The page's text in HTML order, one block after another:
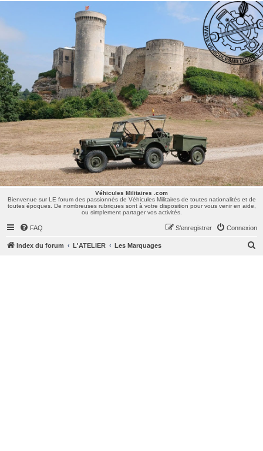
Véhicules Militaires .com
Bienvenue sur LE forum des passionnés de Véhicules Militaires de toutes nationalités et de
toutes époques. De nombreuses rubriques sont à votre disposition pour vous venir en aide,
ou simplement partager vos activités.
Véhicules Militaires .com
Bienvenue sur LE forum des passionnés de Véhicules Militaires de toutes nationalités et de
toutes époques. De nombreuses rubriques sont à votre disposition pour vous venir en aide,
ou simplement partager vos activités.
FAQ Connexion
S’enregistrer
Index du forum L'ATELIER Les Marquages